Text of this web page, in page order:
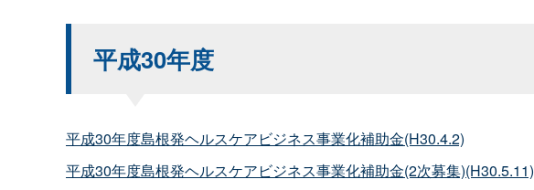
平成30年度
平成30年度島根発ヘルスケアビジネス事業化補助金(H30.4.2)
平成30年度島根発ヘルスケアビジネス事業化補助金(2次募集)(H30.5.11)